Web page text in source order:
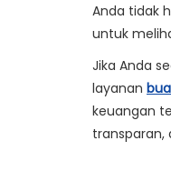
Anda tidak
untuk
Jika Anda
layanan
keuangan
transparan,